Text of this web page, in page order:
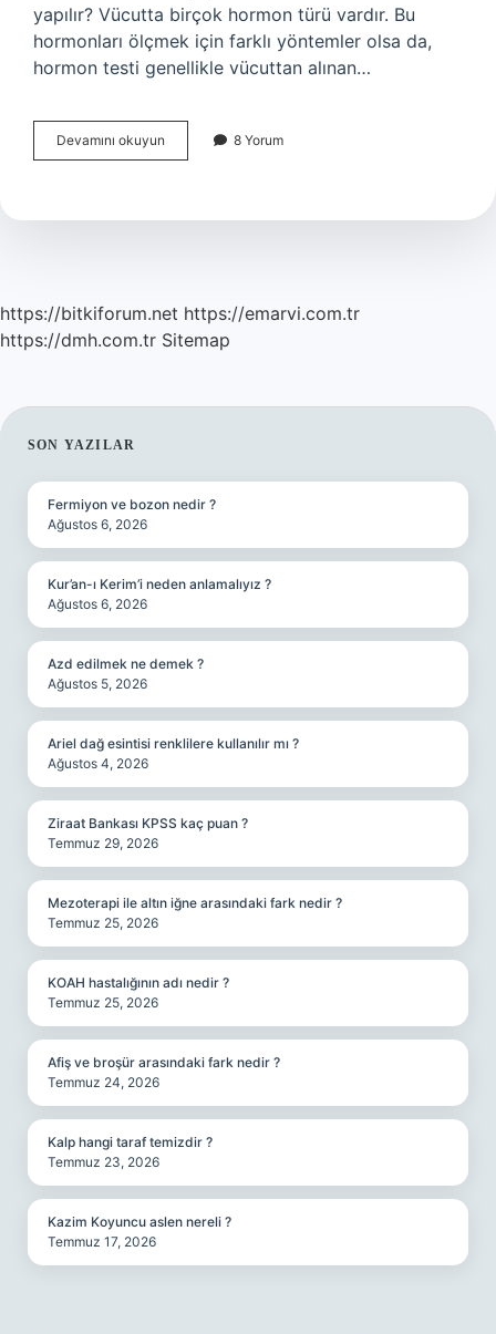
yapılır? Vücutta birçok hormon türü vardır. Bu
hormonları ölçmek için farklı yöntemler olsa da,
hormon testi genellikle vücuttan alınan…
Devamını okuyun
Bozukluğu
Bakılır
8 Yorum
https://bitkiforum.net https://emarvi.com.tr
https://dmh.com.tr Sitemap
SIDEBAR
SON YAZILAR
Fermiyon ve bozon nedir ?
Ağustos 6, 2026
Kur’an-ı Kerim’i neden anlamalıyız ?
Ağustos 6, 2026
Azd edilmek ne demek ?
Ağustos 5, 2026
Ariel dağ esintisi renklilere kullanılır mı ?
Ağustos 4, 2026
Ziraat Bankası KPSS kaç puan ?
Temmuz 29, 2026
Mezoterapi ile altın iğne arasındaki fark nedir ?
Temmuz 25, 2026
KOAH hastalığının adı nedir ?
Temmuz 25, 2026
Afiş ve broşür arasındaki fark nedir ?
Temmuz 24, 2026
Kalp hangi taraf temizdir ?
Temmuz 23, 2026
Kazim Koyuncu aslen nereli ?
Temmuz 17, 2026